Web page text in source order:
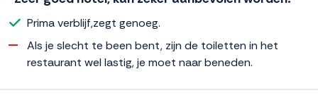
Prima verblijf,zegt genoeg.
Als je slecht te been bent, zijn de toiletten in het
restaurant wel lastig, je moet naar beneden.